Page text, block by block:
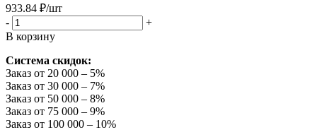
933.84 ₽/шт
-
+
В корзину
Система скидок:
Заказ от 20 000 – 5%
Заказ от 30 000 – 7%
Заказ от 50 000 – 8%
Заказ от 75 000 – 9%
Заказ от 100 000 – 10%